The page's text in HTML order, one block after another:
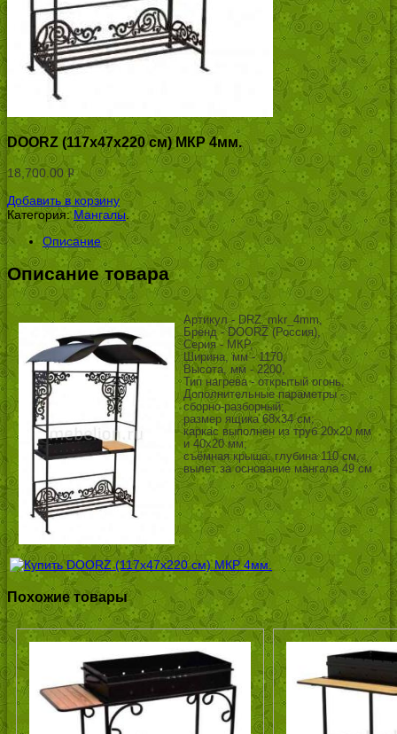
DOORZ (117x47x220 см) МКР 4мм.
18,700.00Р
УБ.
Добавить в корзину
Категория:Мангалы.
Описание
Описание товара
Артикул - DRZ_mkr_4mm,
Бренд - DOORZ (Россия),
Серия - МКР,
Ширина, мм - 1170,
Высота, мм - 2200,
Тип нагрева - открытый огонь,
Дополнительные параметры -
сборно-разборный;
размер ящика 68х34 см;
каркас выполнен из труб 20х20 мм
и 40х20 мм;
съёмная крыша: глубина 110 см,
вылет за основание мангала 49 см
Похожие товары